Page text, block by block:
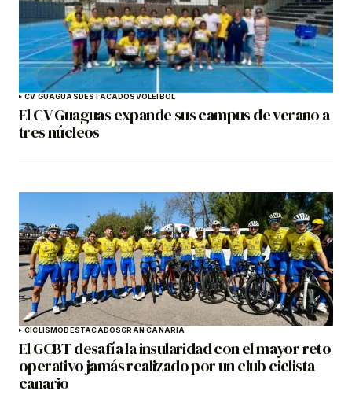
CV GUAGUASDESTACADOSVOLEIBOL
El CV Guaguas expande sus campus de verano a
tres núcleos
CICLISMODESTACADOSGRAN CANARIA
El GCBT desafía la insularidad con el mayor reto
operativo jamás realizado por un club ciclista
canario